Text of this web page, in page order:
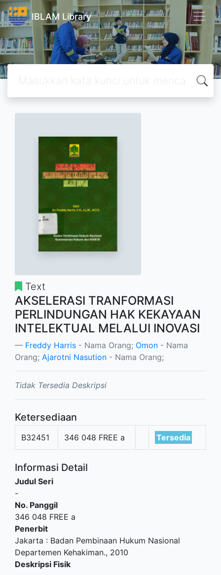
IBLAM Library
Text
AKSELERASI TRANFORMASI
PERLINDUNGAN HAK KEKAYAAN
INTELEKTUAL MELALUI INOVASI
Freddy Harris - Nama Orang; Omon - Nama
Orang; Ajarotni Nasution - Nama Orang;
Tidak Tersedia Deskripsi
Ketersediaan
B32451 346 048 FREE a Tersedia
Informasi Detail
Judul Seri
-
No. Panggil
346 048 FREE a
Penerbit
Jakarta : Badan Pembinaan Hukum Nasional
Departemen Kehakiman., 2010
Deskripsi Fisik